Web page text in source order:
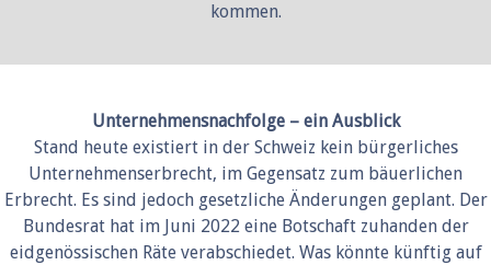
kommen.
Unternehmensnachfolge – ein Ausblick
Stand heute existiert in der Schweiz kein bürgerliches
Unternehmenserbrecht, im Gegensatz zum bäuerlichen
Erbrecht. Es sind jedoch gesetzliche Änderungen geplant. Der
Bundesrat hat im Juni 2022 eine Botschaft zuhanden der
eidgenössischen Räte verabschiedet. Was könnte künftig auf